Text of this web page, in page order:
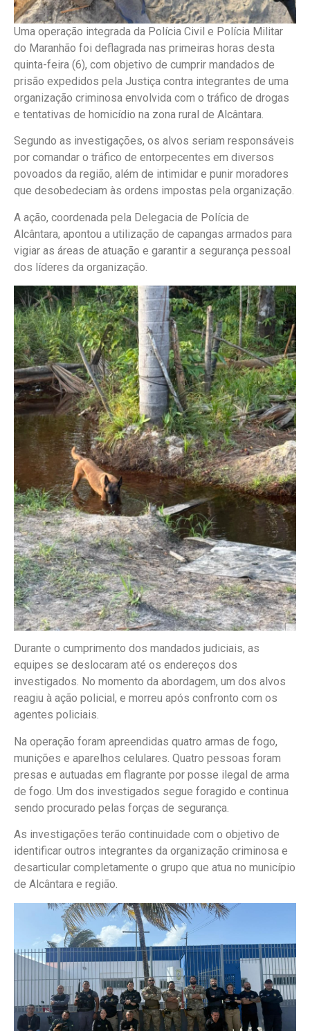
Uma operação integrada da Polícia Civil e Polícia Militar
do Maranhão foi deflagrada nas primeiras horas desta
quinta-feira (6), com objetivo de cumprir mandados de
prisão expedidos pela Justiça contra integrantes de uma
organização criminosa envolvida com o tráfico de drogas
e tentativas de homicídio na zona rural de Alcântara.
Segundo as investigações, os alvos seriam responsáveis
por comandar o tráfico de entorpecentes em diversos
povoados da região, além de intimidar e punir moradores
que desobedeciam às ordens impostas pela organização.
A ação, coordenada pela Delegacia de Polícia de
Alcântara, apontou a utilização de capangas armados para
vigiar as áreas de atuação e garantir a segurança pessoal
dos líderes da organização.
Durante o cumprimento dos mandados judiciais, as
equipes se deslocaram até os endereços dos
investigados. No momento da abordagem, um dos alvos
reagiu à ação policial, e morreu após confronto com os
agentes policiais.
Na operação foram apreendidas quatro armas de fogo,
munições e aparelhos celulares. Quatro pessoas foram
presas e autuadas em flagrante por posse ilegal de arma
de fogo. Um dos investigados segue foragido e continua
sendo procurado pelas forças de segurança.
As investigações terão continuidade com o objetivo de
identificar outros integrantes da organização criminosa e
desarticular completamente o grupo que atua no município
de Alcântara e região.